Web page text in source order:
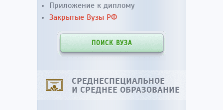
Приложение к диплому
Закрытые Вузы РФ
ПОИСК ВУЗА
СРЕДНЕСПЕЦИАЛЬНОЕ
И СРЕДНЕЕ ОБРАЗОВАНИЕ